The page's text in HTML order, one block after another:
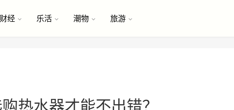
财经 乐活 潮物 旅游
热水器才能不出错？